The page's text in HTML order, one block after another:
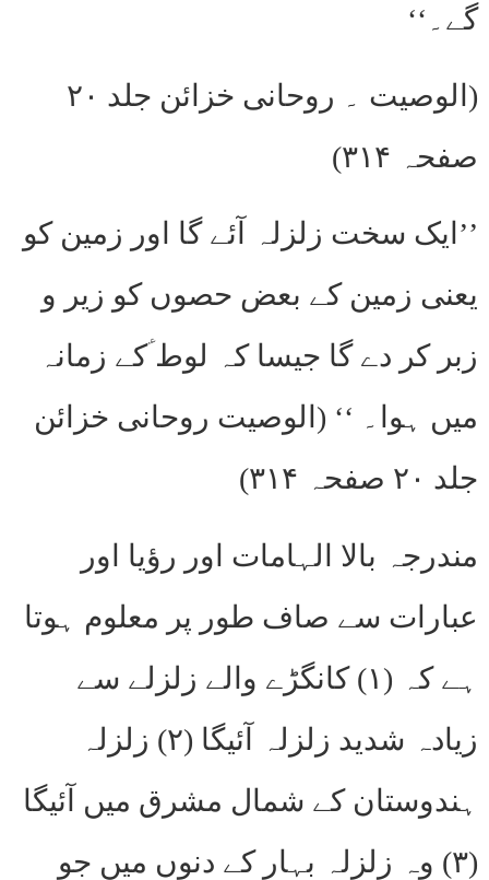
گے۔‘‘
(الوصیت ۔ روحانی خزائن جلد ۲۰
صفحہ ۳۱۴)
’’ایک سخت زلزلہ آئے گا اور زمین کو
یعنی زمین کے بعض حصوں کو زیر و
زبر کر دے گا جیسا کہ لوط ؑکے زمانہ
میں ہوا۔ ‘‘ (الوصیت روحانی خزائن
جلد ۲۰ صفحہ ۳۱۴)
مندرجہ بالا الہامات اور رؤیا اور
عبارات سے صاف طور پر معلوم ہوتا
ہے کہ (۱) کانگڑے والے زلزلے سے
زیادہ شدید زلزلہ آئیگا (۲) زلزلہ
ہندوستان کے شمال مشرق میں آئیگا
(۳) وہ زلزلہ بہار کے دنوں میں جو